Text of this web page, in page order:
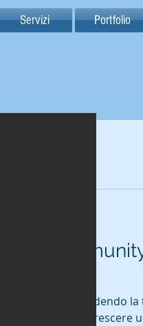
Servizi Portfolio
la
stai solo condividendo
anche facendo crescere